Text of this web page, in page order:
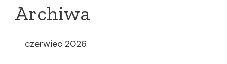
Archiwa
czerwiec 2026